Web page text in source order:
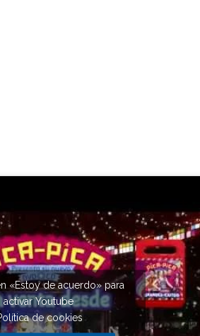
«Estoy de acuerdo» para
activar Youtube
de cookies